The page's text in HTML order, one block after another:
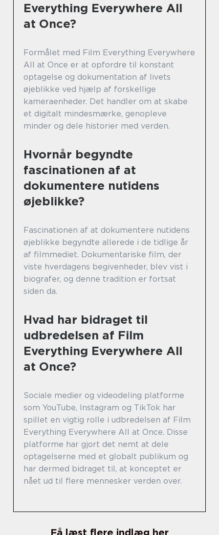
Everything Everywhere All
at Once?
Formålet med Film Everything Everywhere
All at Once er at opfordre til konstant
optagelse og dokumentation af livets
øjeblikke ved hjælp af forskellige
kameraenheder. Det handler om at skabe
et digitalt mindesmærke, genopleve
minder og dele historier med verden.
Hvornår begyndte
fascinationen af at
dokumentere nutidens
øjeblikke?
Fascinationen af at dokumentere nutidens
øjeblikke begyndte allerede i de tidlige år
af filmmediet. Dokumentariske film, der
viste hverdagens begivenheder, blev vist i
biografer, og denne tradition er fortsat
siden da.
Hvad har bidraget til
udbredelsen af Film
Everything Everywhere All
at Once?
Sociale medier og videodeling platforme
som YouTube, Instagram og TikTok har
spillet en vigtig rolle i udbredelsen af Film
Everything Everywhere All at Once. Disse
platforme har gjort det nemt at dele
optagelserne med et globalt publikum og
har dermed bidraget til, at konceptet er
nået ud til flere mennesker verden over.
Få læst flere indlæg her